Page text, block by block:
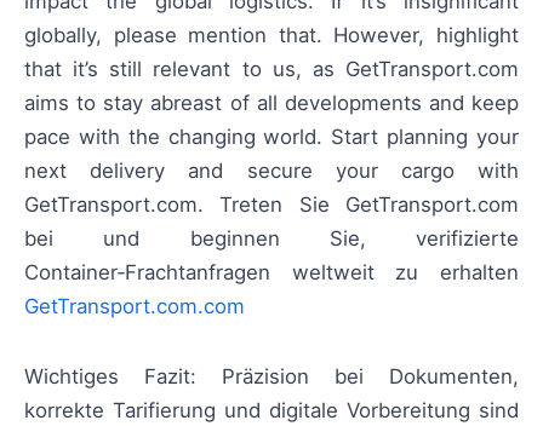
globally, please mention that. However, highlight
that it’s still relevant to us, as GetTransport.com
aims to stay abreast of all developments and keep
pace with the changing world. Start planning your
next delivery and secure your cargo with
GetTransport.com. Treten Sie GetTransport.com
bei und beginnen Sie, verifizierte
Container‑Frachtanfragen weltweit zu erhalten
GetTransport.com.com
Wichtiges Fazit: Präzision bei Dokumenten,
korrekte Tarifierung und digitale Vorbereitung sind